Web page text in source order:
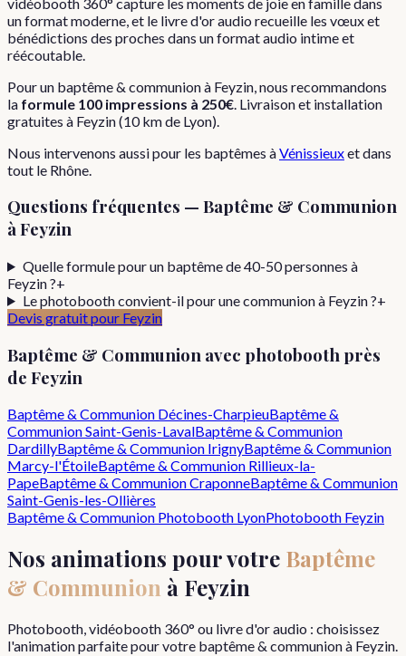
un format moderne, et le livre d'or audio recueille les vœux et
bénédictions des proches dans un format audio intime et
réécoutable.
Pourun baptême & communionà Feyzin , nous recommandons
la formule 100 impressions à 250€ . Livraison et installation
gratuites à Feyzin(10km de Lyon).
Nous intervenons aussi pour les baptêmes àVénissieuxet dans
tout le Rhône
Questions fréquentes — Baptême & Communion
àFeyzin
Quelle formule pour un baptême de 40-50 personnes à
Feyzin ?+
Le photobooth convient-il pour une communion à Feyzin ?+
Devis gratuit pour Feyzin
Baptême & Communion avec photobooth près
de Feyzin
Baptême & Communion Décines-CharpieuBaptême &
CommunionSaint-Genis-LavalBaptême & Communion
DardillyBaptême & Communion IrignyBaptême & Communion
Marcy-l'ÉtoileBaptême & Communion Rillieux-la-
PapeBaptême & CommunionCraponneBaptême & Communion
Saint-Genis-les-Ollières
Baptême & Communion Photobooth LyonPhotobooth Feyzin
Nos animations pour votre Baptême
& Communion à Feyzin
Photobooth, vidéobooth 360° ou livre d'or audio : choisissez
l'animation parfaite pour votre baptême & communionà Feyzin.